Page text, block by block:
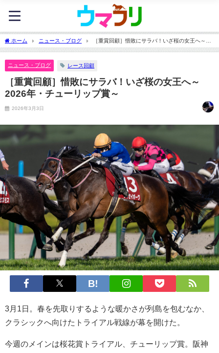
ホーム ニュース・ブログ
［重賞回顧］惜敗にサラバ！いざ桜の女王へ～
2026年・チューリップ賞～
ニュース・ブログ レース回顧
［重賞回顧］惜敗にサラバ！いざ桜の女王へ～
2026年・チューリップ賞～
2026年3月3日
3月1日。春を先取りするような暖かさが列島を包むなか、
クラシックへ向けたトライアル戦線が幕を開けた。
今週のメインは桜花賞トライアル、チューリップ賞。阪神